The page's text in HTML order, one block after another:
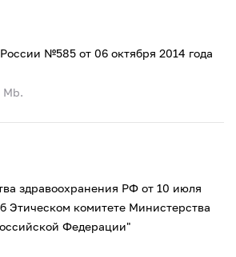
№585 от 06 октября 2014 года
Mb.
здравоохранения РФ от 10 июля
Этическом комитете Министерства
Федерации"